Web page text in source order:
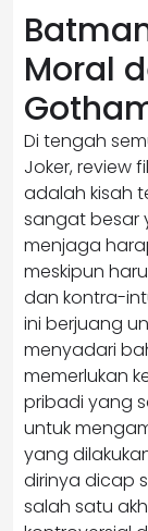
Moral
Di tengah
Joker, review
adalah kisah
sangat besar
menjaga
meskipun
dan kontra-
ini berjuang
menyadari
memerlukan
pribadi yang
untuk
yang
dirinya dicap
salah satu